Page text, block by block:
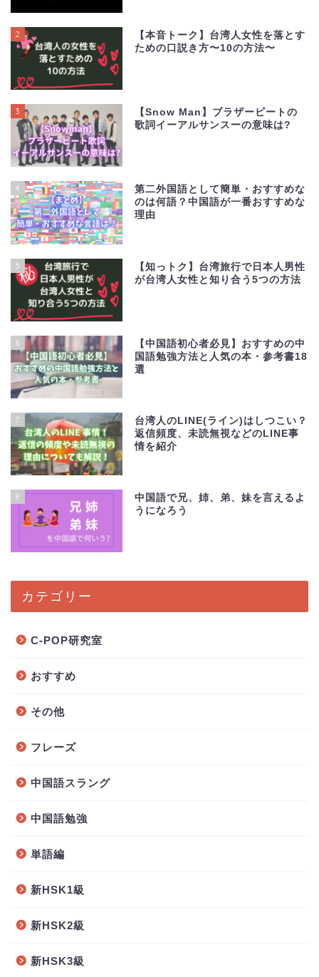
2
【本音トーク】台湾人女性を落とす
ための口説き方〜10の方法〜
3
【Snow Man】ブラザービートの
歌詞イーアルサンスーの意味は?
4
第二外国語として簡単・おすすめな
のは何語？中国語が一番おすすめな
理由
5
【知っトク】台湾旅行で日本人男性
が台湾人女性と知り合う5つの方法
6
【中国語初心者必見】おすすめの中
国語勉強方法と人気の本・参考書18
選
7
台湾人のLINE(ライン)はしつこい？
返信頻度、未読無視などのLINE事
情を紹介
8
中国語で兄、姉、弟、妹を言えるよ
うになろう
カテゴリー
C-POP研究室
おすすめ
その他
フレーズ
中国語スラング
中国語勉強
単語編
新HSK1級
新HSK2級
新HSK3級